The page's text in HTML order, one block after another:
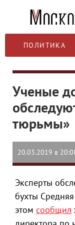
ПОЛИТИКА
Ученые
тюрьмы»
20.03.2019 в
Эксперты
бухты
этом сообщил